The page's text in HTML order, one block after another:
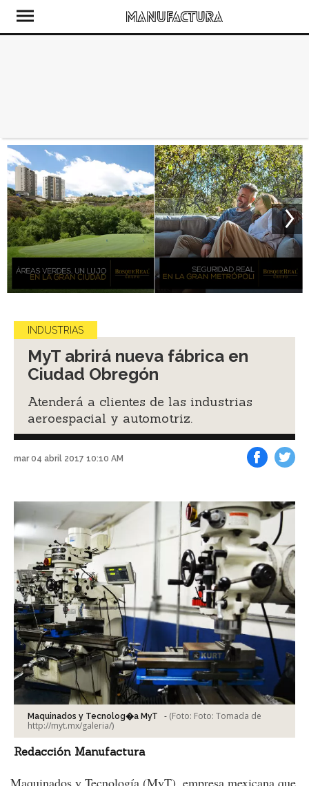
INDUSTRIAS
MyT abrirá nueva fábrica en
Ciudad Obregón
Atenderá a clientes de las industrias
aeroespacial y automotriz.
mar 04 abril 2017 10:10 AM
Maquinados y Tecnolog�a MyT - (Foto: Foto: Tomada de
http://myt.mx/galeria/)
Redacción Manufactura